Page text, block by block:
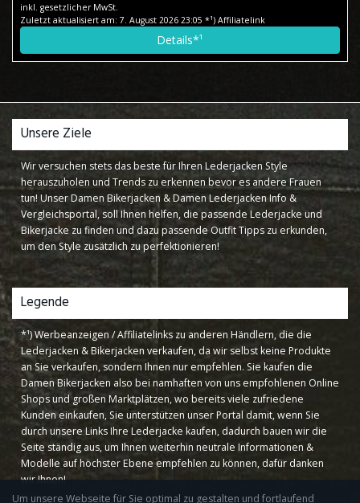
inkl. gesetzlicher MwSt.
Zuletzt aktualisiert am: 7. August 2026 23:05 *¹) Affiliatelink
Details*¹
Unsere Ziele
Wir versuchen stets das beste für Ihren Lederjacken Style
herauszuholen und Trends zu erkennen bevor es andere Frauen
tun! Unser Damen Bikerjacken & Damen Lederjacken Info &
Vergleichsportal, soll Ihnen helfen, die passende Lederjacke und
Bikerjacke zu finden und dazu passende Outfit Tipps zu erkunden,
um den Style zusätzlich zu perfektionieren!
Legende
*¹) Werbeanzeigen / Affiliatelinks zu anderen Händlern, die die
Lederjacken & Bikerjacken verkaufen, da wir selbst keine Produkte
an Sie verkaufen, sondern Ihnen nur empfehlen. Sie kaufen die
Damen Bikerjacken also bei namhaften von uns empfohlenen Online
Shops und großen Marktplätzen, wo bereits viele zufriedene
Kunden einkaufen, Sie unterstützen unser Portal damit, wenn Sie
durch unsere Links Ihre Lederjacke kaufen, dadurch bauen wir die
Seite ständig aus, um Ihnen weiterhin neutrale Informationen &
Modelle auf höchster Ebene empfehlen zu können, dafür danken
wir Ihnen!
Um unsere Webseite für Sie optimal zu gestalten und fortlaufend